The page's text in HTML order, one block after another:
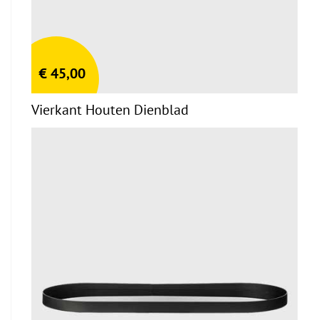
€45,00
Vierkant Houten Dienblad